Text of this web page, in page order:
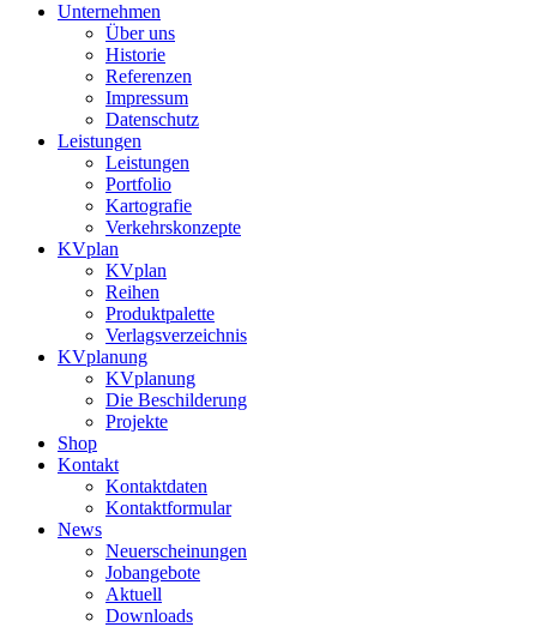
Unternehmen
Über uns
Historie
Referenzen
Impressum
Datenschutz
Leistungen
Leistungen
Portfolio
Kartografie
Verkehrskonzepte
KVplan
KVplan
Reihen
Produktpalette
Verlagsverzeichnis
KVplanung
KVplanung
Die Beschilderung
Projekte
Shop
Kontakt
Kontaktdaten
Kontaktformular
News
Neuerscheinungen
Jobangebote
Aktuell
Downloads